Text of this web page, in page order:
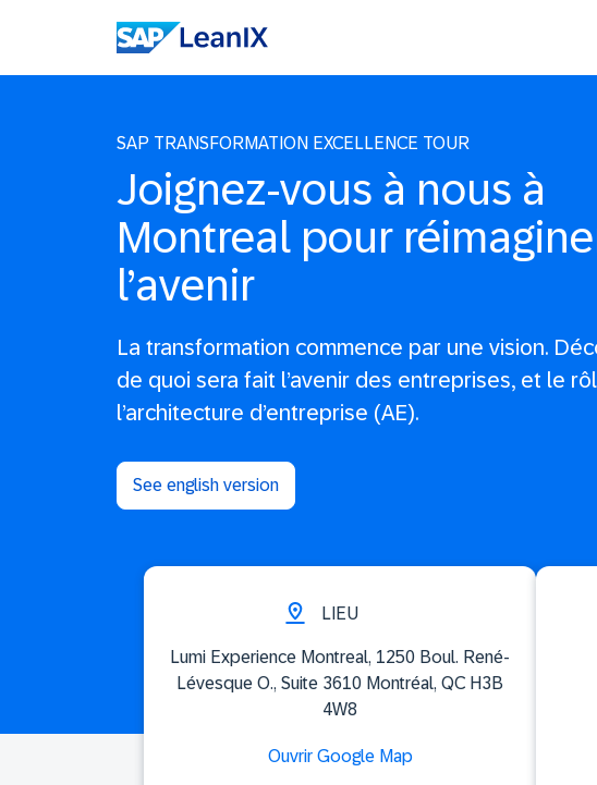
SAP TRANSFORMATION EXCELLENCE TOUR
Joignez-vous à nous à
Montreal pour
l’avenir
La transformation commence par une vision.
de quoi sera fait l’avenir des entreprises, et le
l’architecture d’entreprise (AE).
See english version
LIEU
Lumi Experience Montreal, 1250 Boul. René-
Lévesque O., Suite 3610​ Montréal, QC H3B
4W8
Ouvrir Google Map